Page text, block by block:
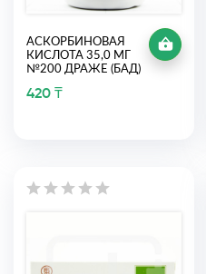
АСКОРБИНОВАЯ
КИСЛОТА 35,0 МГ
№200 ДРАЖЕ (БАД)
420 ₸